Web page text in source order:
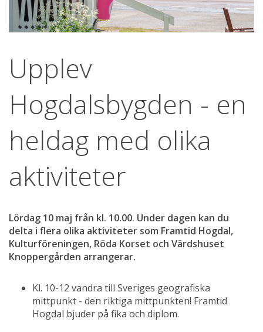
Upplev
Hogdalsbygden - en
heldag med olika
aktiviteter
Lördag 10 maj från kl. 10.00. Under dagen kan du
delta i flera olika aktiviteter som Framtid Hogdal,
Kulturföreningen, Röda Korset och Värdshuset
Knoppergården arrangerar.
Kl. 10-12 vandra till Sveriges geografiska
mittpunkt - den riktiga mittpunkten! Framtid
Hogdal bjuder på fika och diplom.